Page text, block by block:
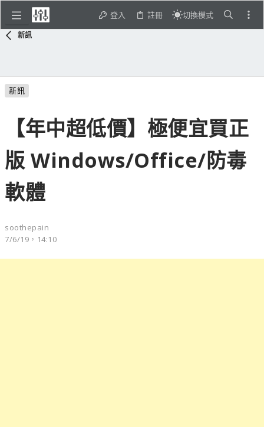
登入 註冊 切換模式
新訊
新訊
【年中超低價】極便宜買正
版 Windows/Office/防毒
軟體
soothepain
7/6/19，14:10